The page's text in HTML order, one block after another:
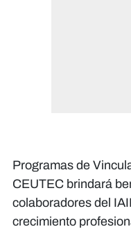
Programas de
CEUTEC brindará
colaboradores del
crecimiento